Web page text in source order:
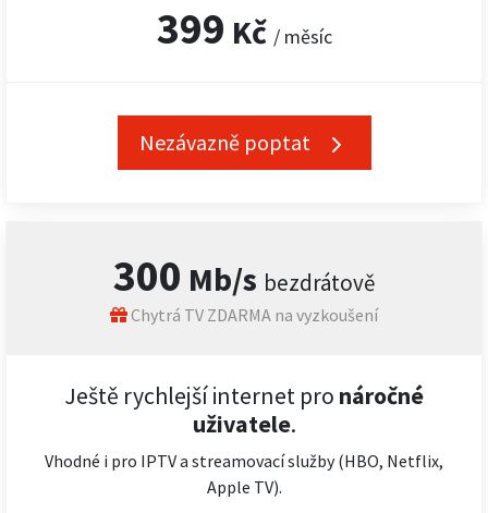
399 Kč / měsíc
Nezávazně poptat
300 Mb/s bezdrátově
Chytrá TV ZDARMA na vyzkoušení
Ještě rychlejší internet pro náročné
uživatele.
Vhodné i pro IPTV a streamovací služby (HBO, Netflix,
Apple TV).